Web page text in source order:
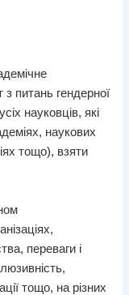
з питань гендерної
науковців, які
наукових
тощо), взяти
переваги і
тощо, на різних